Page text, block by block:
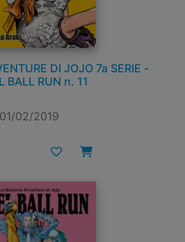
DI JOJO 7a SERIE -
BALL RUN n. 11
01/02/2019